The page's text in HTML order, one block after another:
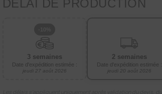
DÉLAI DE PRODUCTION
3 semaines
Date d'expédition estimée :
jeudi 27 août 2026
2 semaines
Date d'expédition estimée :
jeudi 20 août 2026